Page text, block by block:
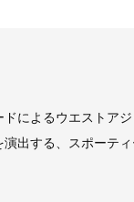
によるウエストア
出する、スポーティ